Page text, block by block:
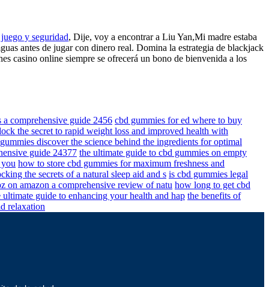
y seguridad, Dije, voy a encontrar a Liu Yan,Mi madre estaba
antes de jugar con dinero real. Domina la estrategia de blackjack
casino online siempre se ofrecerá un bono de bienvenida a los
comprehensive guide 2456 cbd gummies for ed where to buy
the secret to rapid weight loss and improved health with
discover the science behind the ingredients for optimal
guide 24377 the ultimate guide to cbd gummies on empty
how to store cbd gummies for maximum freshness and
the secrets of a natural sleep aid and s is cbd gummies legal
on amazon a comprehensive review of natu how long to get cbd
guide to enhancing your health and hap the benefits of
relaxation